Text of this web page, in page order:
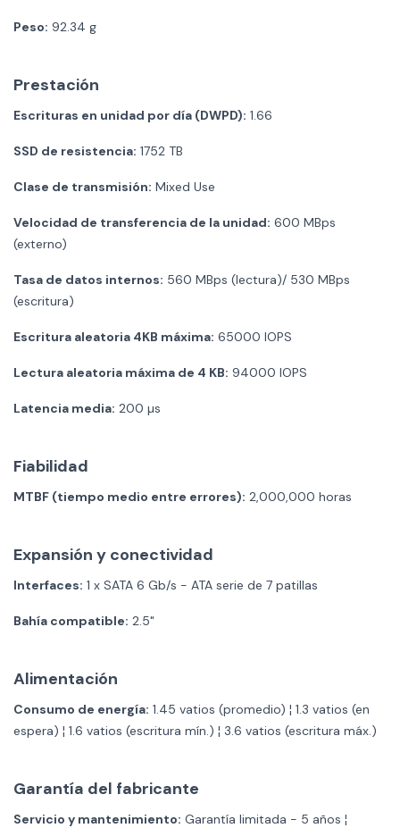
Peso: 92.34 g
Prestación
Escrituras en unidad por día (DWPD): 1.66
SSD de resistencia: 1752 TB
Clase de transmisión: Mixed Use
Velocidad de transferencia de la unidad: 600 MBps
(externo)
Tasa de datos internos: 560 MBps (lectura)/ 530 MBps
(escritura)
Escritura aleatoria 4KB máxima: 65000 IOPS
Lectura aleatoria máxima de 4 KB: 94000 IOPS
Latencia media: 200 µs
Fiabilidad
MTBF (tiempo medio entre errores): 2,000,000 horas
Expansión y conectividad
Interfaces: 1 x SATA 6 Gb/s - ATA serie de 7 patillas
Bahía compatible: 2.5"
Alimentación
Consumo de energía: 1.45 vatios (promedio) ¦ 1.3 vatios (en
espera) ¦ 1.6 vatios (escritura mín.) ¦ 3.6 vatios (escritura máx.)
Garantía del fabricante
Servicio y mantenimiento: Garantía limitada - 5 años ¦